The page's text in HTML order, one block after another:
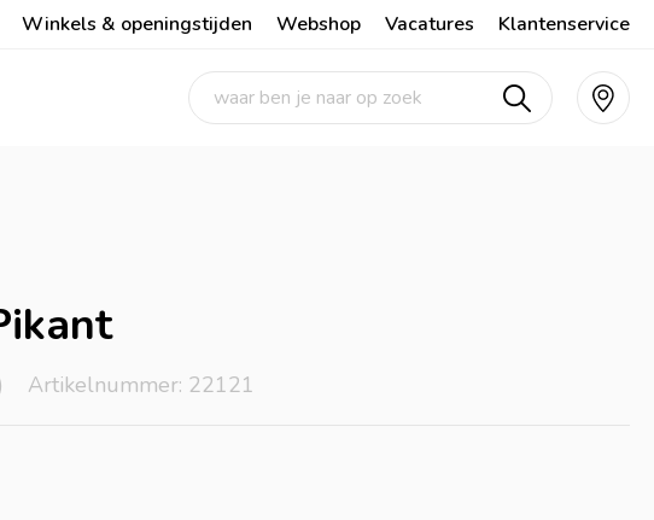
Winkels & openingstijden Webshop Vacatures Klantenservice
Artikelnummer: 22121